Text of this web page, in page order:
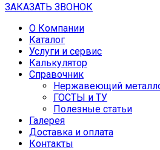
ЗАКАЗАТЬ ЗВОНОК
О Компании
Каталог
Услуги и сервис
Калькулятор
Справочник
Нержавеющий
ГОСТЫ и ТУ
Полезные статьи
Галерея
Доставка и оплата
Контакты